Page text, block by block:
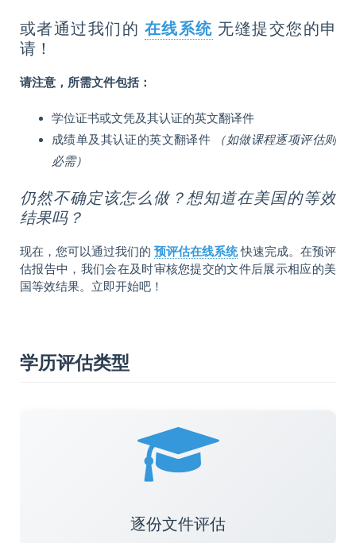
或者通过我们的 在线系统 无缝提交您的申
请！
请注意，所需文件包括：
学位证书或文凭及其认证的英文翻译件
成绩单及其认证的英文翻译件
（如做课程逐项评估则
必需）
仍然不确定该怎么做？想知道在美国的等效
结果吗？
现在，您可以通过我们的 预评估在线系统 快速完成。在预评
估报告中，我们会在及时审核您提交的文件后展示相应的美
国等效结果。立即开始吧！
学历评估类型
逐份文件评估